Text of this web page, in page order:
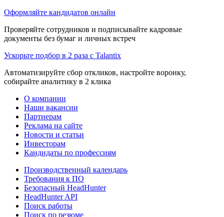
Оформляйте кандидатов онлайн
Проверяйте сотрудников и подписывайте кадровые
документы без бумаг и личных встреч
Ускорьте подбор в 2 раза с Talantix
Автоматизируйте сбор откликов, настройте воронку,
собирайте аналитику в 2 клика
О компании
Наши вакансии
Партнерам
Реклама на сайте
Новости и статьи
Инвесторам
Кандидаты по профессиям
Производственный календарь
Требования к ПО
Безопасный HeadHunter
HeadHunter API
Поиск работы
Поиск по резюме